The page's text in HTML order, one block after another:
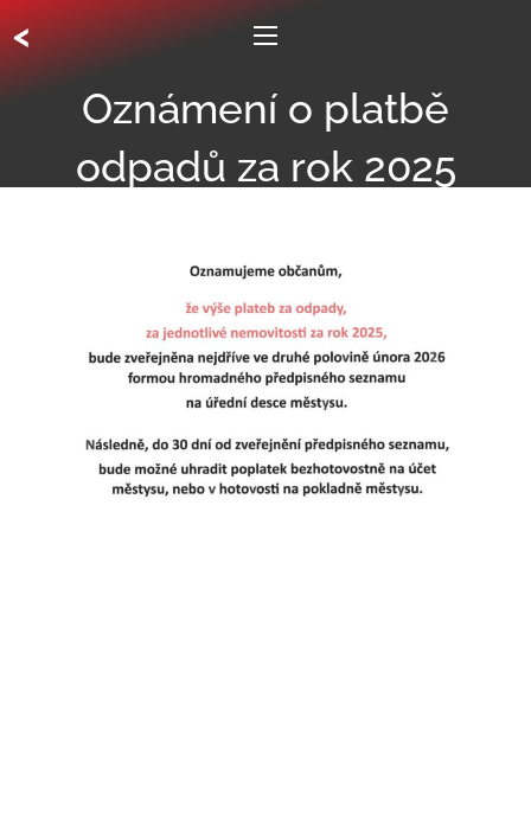
<
Oznámení o platbě
odpadů za rok 2025